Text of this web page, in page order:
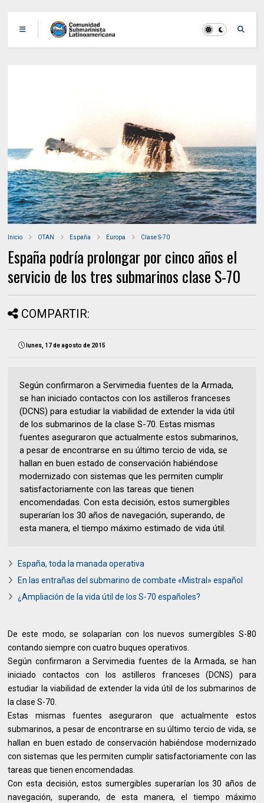
Inicio OTAN España Europa Clase S-70
España podría prolongar por cinco años el
servicio de los tres submarinos clase S-70
COMPARTIR:
lunes, 17 de agosto de 2015
Según confirmaron a Servimedia fuentes de la Armada,
se han iniciado contactos con los astilleros franceses
(DCNS) para estudiar la viabilidad de extender la vida útil
de los submarinos de la clase S-70. Estas mismas
fuentes aseguraron que actualmente estos submarinos,
a pesar de encontrarse en su último tercio de vida, se
hallan en buen estado de conservación habiéndose
modernizado con sistemas que les permiten cumplir
satisfactoriamente con las tareas que tienen
encomendadas. Con esta decisión, estos sumergibles
superarían los 30 años de navegación, superando, de
esta manera, el tiempo máximo estimado de vida útil.
España, toda la manada operativa
En las entrañas del submarino de combate «Mistral» español
¿Ampliación de la vida útil de los S-70 españoles?
De este modo, se solaparían con los nuevos sumergibles S-80
contando siempre con cuatro buques operativos.
Según confirmaron a Servimedia fuentes de la Armada, se han
iniciado contactos con los astilleros franceses (DCNS) para
estudiar la viabilidad de extender la vida útil de los submarinos de
la clase S-70.
Estas mismas fuentes aseguraron que actualmente estos
submarinos, a pesar de encontrarse en su último tercio de vida, se
hallan en buen estado de conservación habiéndose modernizado
con sistemas que les permiten cumplir satisfactoriamente con las
tareas que tienen encomendadas.
Con esta decisión, estos sumergibles superarían los 30 años de
navegación, superando, de esta manera, el tiempo máximo